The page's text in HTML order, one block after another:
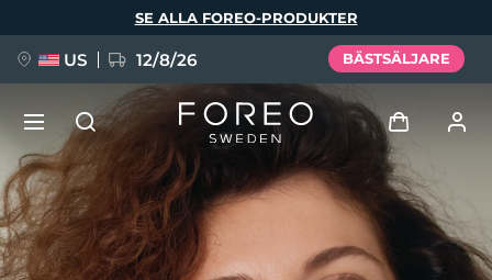
SE ALLA FOREO-PRODUKTER
US 12/8/26 BÄSTSÄLJARE
Logga in
Användarprofil
NYHET
BREAKING NEWS
Språk